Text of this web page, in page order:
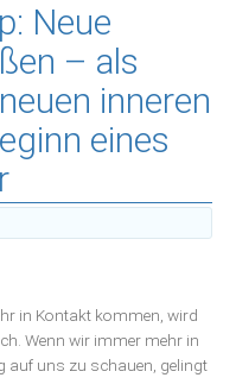
Neue
– als
inneren
eines
in Kontakt kommen, wird
Wenn wir immer mehr in
auf uns zu schauen, gelingt